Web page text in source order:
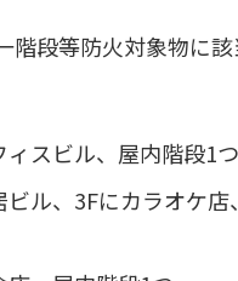
階段等防火対象物に
ィスビル、屋内階段1つ
ビル、3Fにカラオケ店